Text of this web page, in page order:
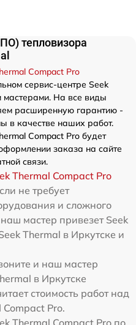
тепловизора
Compact Pro
сервис-центре Seek
мастерами. На все виды
расширенную гарантию -
в качестве наших работ.
Compact Pro будет
заказа на сайте
связи.
Thermal Compact Pro
не требует
и сложного
мастер привезет Seek
Thermal в Иркутске и
и наш мастер
в Иркутске
стоимость работ над
Compact Pro.
Thermal Compact Pro по